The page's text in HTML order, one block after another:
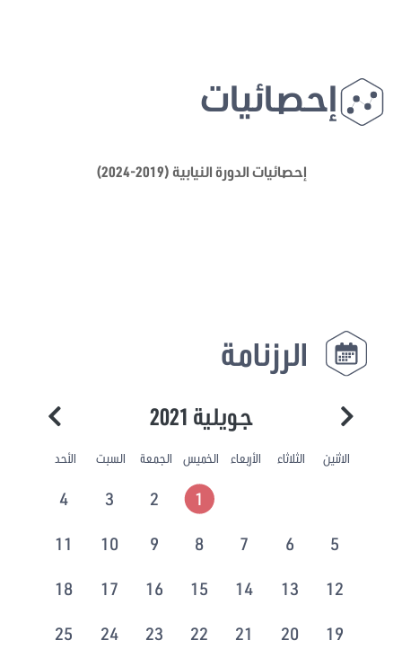
إحصائيات
إحصائيات الدورة النيابية (2019-2024)
الرزنامة
جويلية 2021
الاثنين الثلاثاء الأربعاء الخميس الجمعة السبت الأحد
1
2
3
4
5
6
7
8
9
10
11
12
13
14
15
16
17
18
19
20
21
22
23
24
25